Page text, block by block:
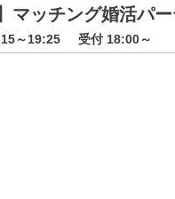
マッチング婚活パ
～19:25 受付 18:00～